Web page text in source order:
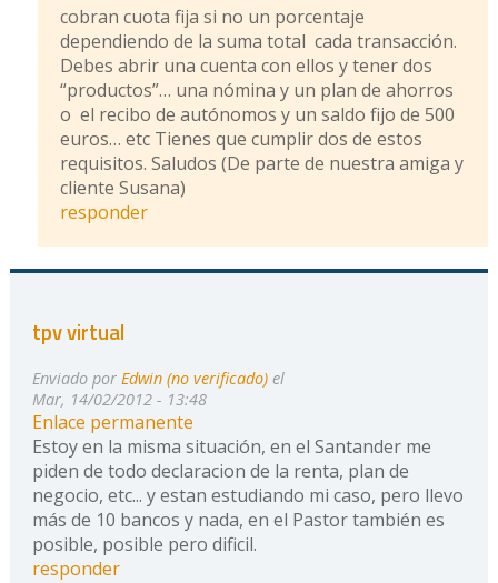
cobran cuota fija si no un porcentaje
dependiendo de la suma total cada transacción.
Debes abrir una cuenta con ellos y tener dos
“productos”… una nómina y un plan de ahorros
o el recibo de autónomos y un saldo fijo de 500
euros… etc Tienes que cumplir dos de estos
requisitos. Saludos (De parte de nuestra amiga y
cliente Susana)
responder
tpv virtual
Enviado por Edwin (no verificado)el
Mar, 14/02/2012 - 13:48
Enlace permanente
Estoy en la misma situación, en el Santander me
piden de todo declaracion de la renta, plan de
negocio, etc... y estan estudiando mi caso, pero llevo
más de 10 bancos y nada, en el Pastor también es
posible, posible pero dificil.
responder